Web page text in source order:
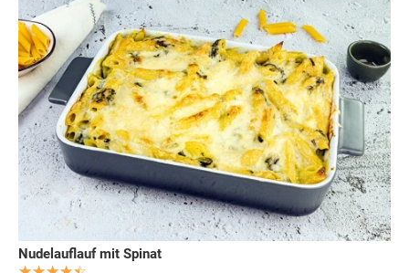
Nudelauflauf mit Spinat